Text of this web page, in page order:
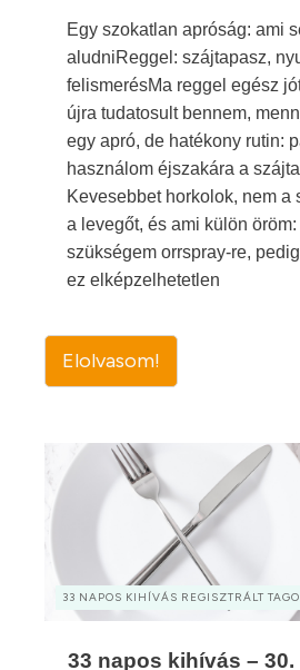
Egy szokatlan apróság: ami
aludniReggel: szájtapasz,
felismerésMa reggel egész
újra tudatosult bennem,
egy apró, de hatékony rutin:
használom éjszakára a
Kevesebbet horkolok, nem a
a levegőt, és ami külön
szükségem orrspray-re,
ez elképzelhetetlen
Elolvasom!
33 NAPOS KIHÍVÁS REGISZTRÁLT
33 napos kihívás – 30.